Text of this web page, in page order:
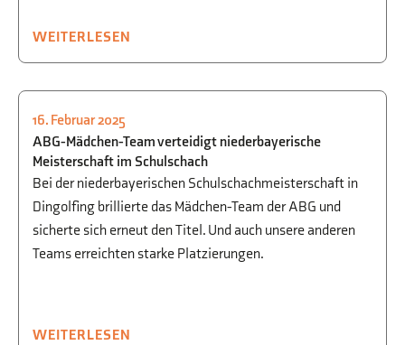
WEITERLESEN
SPORT
16. Februar 2025
ABG-Mädchen-Team verteidigt niederbayerische
Meisterschaft im Schulschach
Bei der niederbayerischen Schulschachmeisterschaft in
Dingolfing brillierte das Mädchen-Team der ABG und
sicherte sich erneut den Titel. Und auch unsere anderen
Teams erreichten starke Platzierungen.
WEITERLESEN